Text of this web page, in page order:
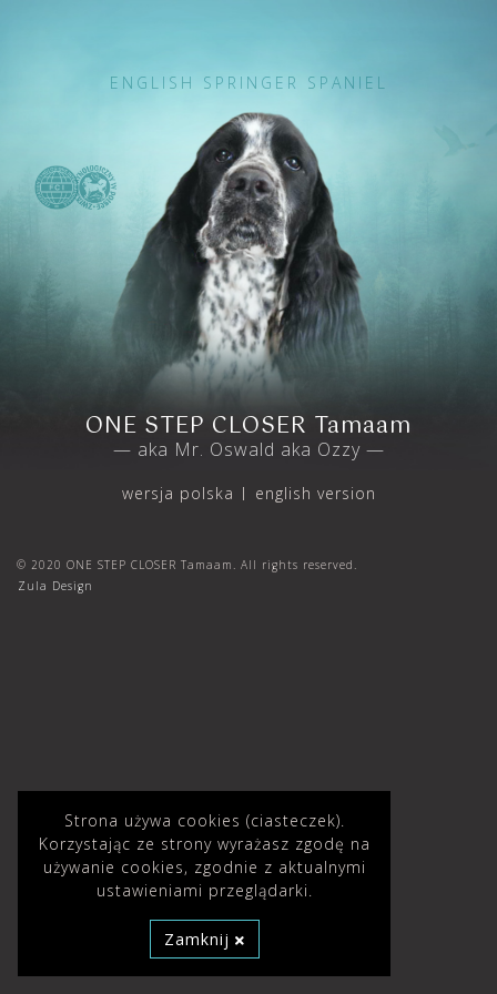
ENGLISH SPRINGER SPANIEL
ONE STEP CLOSER Tamaam
— aka Mr. Oswald aka Ozzy —
wersja polska english version
© 2020 ONE STEP CLOSER Tamaam. All rights reserved.
Zula Design
Strona używa cookies (ciasteczek).
Korzystając ze strony wyrażasz zgodę na
używanie cookies, zgodnie z aktualnymi
ustawieniami przeglądarki.
Zamknij